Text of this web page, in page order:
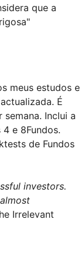
que a
meus estudos e
É
Inclui a
e 8Fundos.
de Fundos
investors.
Irrelevant